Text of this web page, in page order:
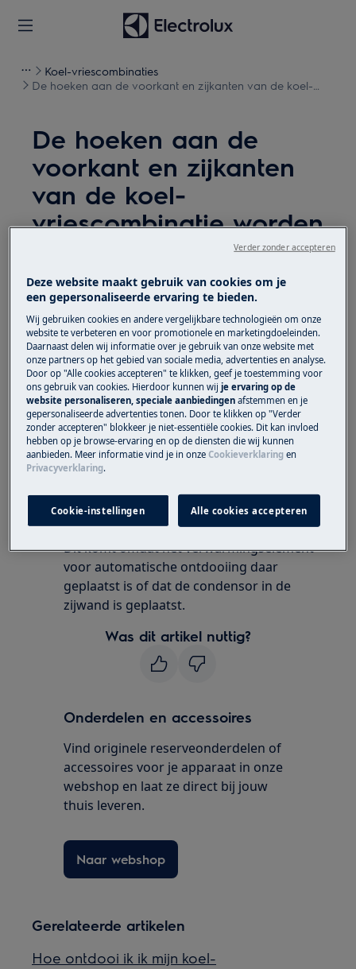
Koel-vriescombinaties
De hoeken aan de voorkant en zijkanten van de koel-
De hoeken aan de
voorkant en zijkanten
van de koel-
vriescombinatie worden
Kwestie
De hoeken aan de voorkant en zijkanten
van de koel-vriescombinatie worden warm.
Heeft betrekking op
Koel-vriescombinatie
Koelkast
Oplossing
Uw apparaat functioneert normaal.
Het is normaal dat de achter en zijwanden
rondom het afvoerkanaal warm worden.
Dit komt omdat het verwarmingselement
voor automatische ontdooiing daar
geplaatst is of dat de condensor in de
zijwand is geplaatst.
Was dit artikel nuttig?
Onderdelen en accessoires
Vind originele reserveonderdelen of
accessoires voor je apparaat in onze
webshop en laat ze direct bij jouw
thuis leveren.
Naar webshop
Gerelateerde artikelen
Hoe ontdooi ik ik mijn koel-
Deze website maakt gebruik van cookies om je
een gepersonaliseerde ervaring te bieden.
Wij gebruiken cookies en andere vergelijkbare technologieën om onze
website te verbeteren en voor promotionele en marketingdoeleinden.
Daarnaast delen wij informatie over je gebruik van onze website met
onze partners op het gebied van sociale media, advertenties en analyse.
Door op "Alle cookies accepteren" te klikken, geef je toestemming voor
ons gebruik van cookies. Hierdoor kunnen wijje ervaring op de
website personaliseren, speciale aanbiedingen afstemmen en je
gepersonaliseerde advertenties tonen. Door te klikken op "Verder
zonder accepteren" blokkeer je niet-essentiële cookies. Dit kan invloed
hebben op je browse-ervaring en op de diensten die wij kunnen
aanbieden. Meer informatie vind je in onzeCookieverklaring en
Privacyverklaring.
Cookie-instellingen Alle cookies accepteren
Verder zonder accepteren